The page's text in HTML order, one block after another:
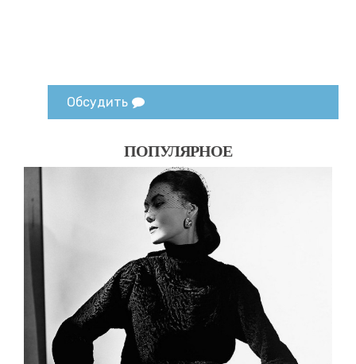
Обсудить
ПОПУЛЯРНОЕ